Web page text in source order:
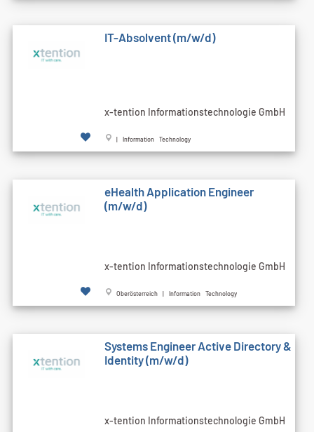
IT-Absolvent (m/w/d)
x-tention Informationstechnologie GmbH
| Information Technology
eHealth Application Engineer
(m/w/d)
x-tention Informationstechnologie GmbH
Oberösterreich | Information Technology
Systems Engineer Active Directory &
Identity (m/w/d)
x-tention Informationstechnologie GmbH